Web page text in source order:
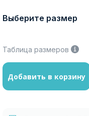
Выберите размер
Таблица размеров
Добавить в корзину